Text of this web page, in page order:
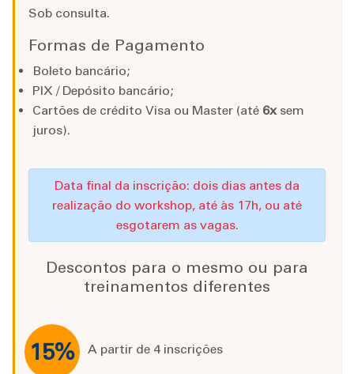
Sob consulta.
Formas de Pagamento
Boleto bancário;
PIX / Depósito bancário;
Cartões de crédito Visa ou Master (até 6xsem
juros).
Data final da inscrição: dois dias antes da
realização do workshop, até às 17h, ou até
esgotarem as vagas.
Descontos para o mesmo ou para
treinamentos diferentes
15% A partir de 4 inscrições